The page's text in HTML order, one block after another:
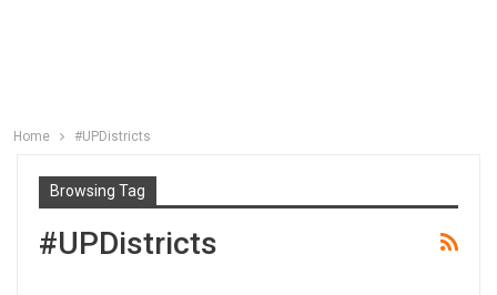
Home #UPDistricts
Browsing Tag
#UPDistricts